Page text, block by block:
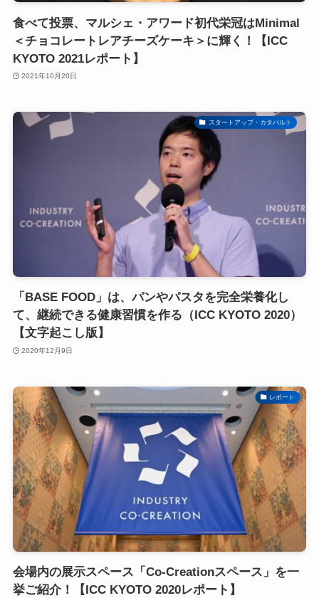
食べて投票、マルシェ・アワード初代栄冠はMinimal
＜チョコレートレアチーズケーキ＞に輝く！【ICC
KYOTO 2021レポート】
2021年10月20日
スタートアップ・カタパルト
「BASE FOOD」は、パンやパスタを完全栄養化し
て、継続できる健康習慣を作る（ICC KYOTO 2020）
【文字起こし版】
2020年12月9日
レポート
会場内の展示スペース「Co-Creationスペース」を一
挙ご紹介！【ICC KYOTO 2020レポート】